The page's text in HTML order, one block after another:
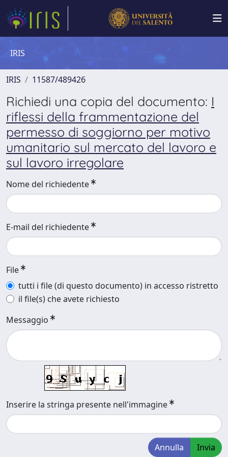
IRIS
IRIS 11587/489426
Richiedi una copia del documento: I
riflessi della frammentazione del
permesso di soggiorno per motivo
umanitario sul mercato del lavoro e
sul lavoro irregolare
Nome del richiedente
E-mail del richiedente
File
tutti i file (di questo documento) in accesso ristretto
il file(s) che avete richiesto
Messaggio
Inserire la stringa presente nell'immagine
Annulla Invia